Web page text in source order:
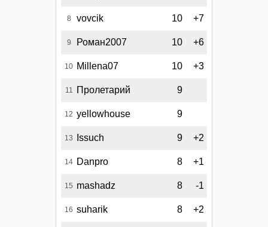
8 vovcik 10 +7
9 Роман2007 10 +6
10 Millena07 10 +3
11 Пролетарий 9
12 yellowhouse 9
13 Issuch 9 +2
14 Danpro 8 +1
15 mashadz 8 -1
16 suharik 8 +2